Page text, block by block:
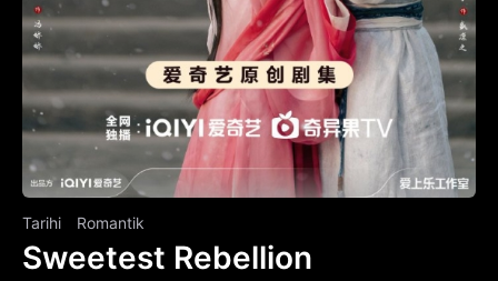
Tarihi Romantik
Sweetest Rebellion